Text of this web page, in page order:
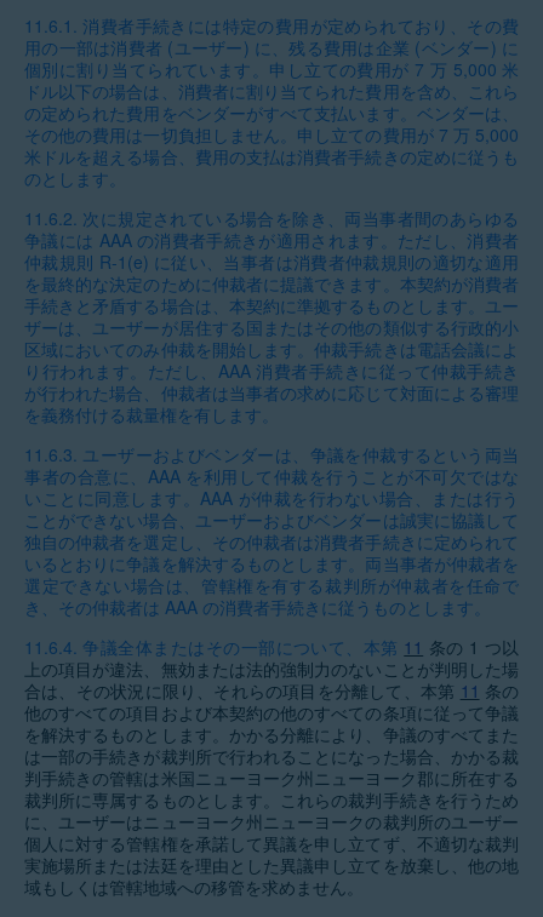
11.6.1.消費者手続きには特定の費用が定められており、その費
用の一部は消費者 (ユーザー) に、残る費用は企業 (ベンダー) に
個別に割り当てられています。申し立ての費用が 7 万 5,000 米
ドル以下の場合は、消費者に割り当てられた費用を含め、これら
の定められた費用をベンダーがすべて支払います。ベンダーは、
その他の費用は一切負担しません。申し立ての費用が 7 万 5,000
米ドルを超える場合、費用の支払は消費者手続きの定めに従うも
のとします。
11.6.2. 次に規定されている場合を除き、両当事者間のあらゆる
争議には AAA の消費者手続きが適用されます。ただし、消費者
仲裁規則 R-1(e) に従い、当事者は消費者仲裁規則の適切な適用
を最終的な決定のために仲裁者に提議できます。本契約が消費者
手続きと矛盾する場合は、本契約に準拠するものとします。ユー
ザーは、ユーザーが居住する国またはその他の類似する行政的小
区域においてのみ仲裁を開始します。仲裁手続きは電話会議によ
り行われます。ただし、AAA 消費者手続きに従って仲裁手続き
が行われた場合、仲裁者は当事者の求めに応じて対面による審理
を義務付ける裁量権を有します。
11.6.3. ユーザーおよびベンダーは、争議を仲裁するという両当
事者の合意に、AAA を利用して仲裁を行うことが不可欠ではな
いことに同意します。AAA が仲裁を行わない場合、または行う
ことができない場合、ユーザーおよびベンダーは誠実に協議して
独自の仲裁者を選定し、その仲裁者は消費者手続きに定められて
いるとおりに争議を解決するものとします。両当事者が仲裁者を
選定できない場合は、管轄権を有する裁判所が仲裁者を任命で
き、その仲裁者は AAA の消費者手続きに従うものとします。
11.6.4. 争議全体またはその一部について、本第 11 条の 1 つ以
上の項目が違法、無効または法的強制力のないことが判明した場
合は、その状況に限り、それらの項目を分離して、本第 11 条の
他のすべての項目および本契約の他のすべての条項に従って争議
を解決するものとします。かかる分離により、争議のすべてまた
は一部の手続きが裁判所で行われることになった場合、かかる裁
判手続きの管轄は米国ニューヨーク州ニューヨーク郡に所在する
裁判所に専属するものとします。これらの裁判手続きを行うため
に、ユーザーはニューヨーク州ニューヨークの裁判所のユーザー
個人に対する管轄権を承諾して異議を申し立てず、不適切な裁判
実施場所または法廷を理由とした異議申し立てを放棄し、他の地
域もしくは管轄地域への移管を求めません。